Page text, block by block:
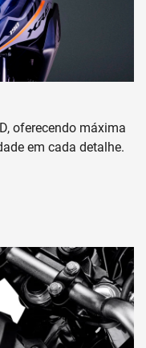
oferecendo máxima
em cada detalhe.